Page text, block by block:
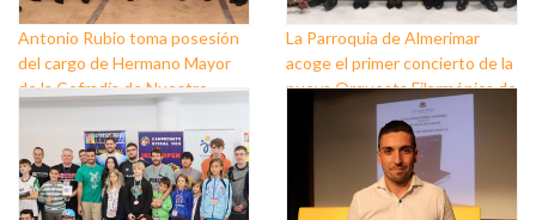
Antonio Rubio toma posesión
del cargo de Hermano Mayor
de la Cofradía de Nuestro
Padre Jesús Nazareno y
Nuestra Señora de los Dolores
de Balerma
La Parroquia de Almerimar
acoge el primer concierto de la
nueva Orquesta Filarmónica de